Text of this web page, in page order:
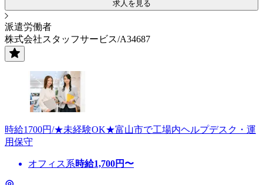
求人を見る
派遣労働者
株式会社スタッフサービス/A34687
時給1700円/★未経験OK★富山市で工場内ヘルプデスク・運
用保守
オフィス系時給1,700円〜